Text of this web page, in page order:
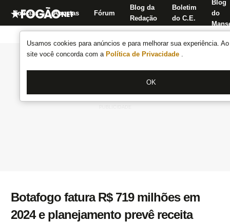
Usamos cookies para anúncios e para melhorar sua experiência.
site você concorda com a Política de Privacidade .
OK
Notícias Apostas Fórum
Blog da
Redação
Boletim
do C.E.
Blog
do
Botafogo fatura R$ 719 milhões em
2024 e planejamento prevê receita